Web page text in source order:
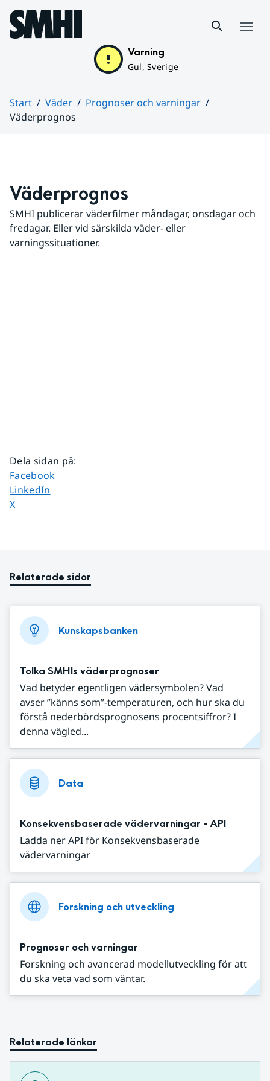
Hoppa till sidans innehåll
Varning
Gul, Sverige
Start Väder
Prognoser och varningar
Väderprognos
Väderprognos
SMHI publicerar väderfilmer måndagar, onsdagar och
fredagar. Eller vid särskilda väder- eller
varningssituationer.
Dela sidan på:
Dela sidan på
Facebook
Dela sidan på
LinkedIn
Dela sidan på
X
Relaterade sidor
Kunskapsbanken
Tolka SMHIs väderprognoser
Vad betyder egentligen vädersymbolen? Vad
avser ”känns som”-temperaturen, och hur ska du
förstå nederbördsprognosens procentsiffror? I
denna vägled...
Data
Konsekvensbaserade vädervarningar - API
Ladda ner API för Konsekvensbaserade
vädervarningar
Forskning och utveckling
Prognoser och varningar
Forskning och avancerad modellutveckling för att
du ska veta vad som väntar.
Relaterade länkar